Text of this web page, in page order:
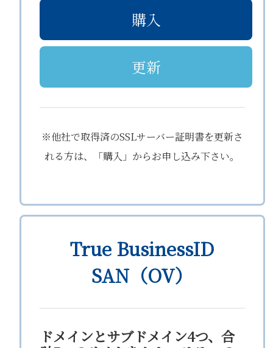
購入
更新
※他社で取得済のSSLサーバー証明書を更新さ
れる方は、「購入」からお申し込み下さい。
True BusinessID
SAN（OV）
ドメインとサブドメイン4つ、合